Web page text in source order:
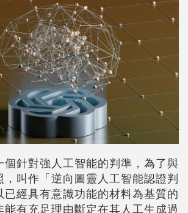
個針對強人工智能的判準，為了與
，叫作「逆向圖靈人工智能認證判
已經具有意識功能的材料為基質的
能有充足理由斷定在其人工生成過